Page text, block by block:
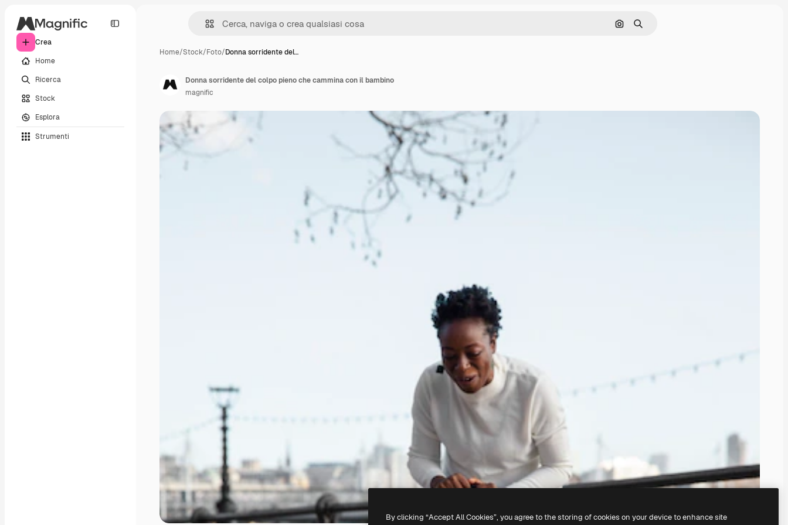
Crea
Home
Ricerca
Stock
Esplora
Strumenti
Cerca per immagine
Ricerca
Home/Stock/Foto/Donna sorridente del…
Donna sorridente del colpo pieno che cammina con il bambino
magnific
By clicking “Accept All Cookies”, you agree to the storing of cookies on your device to enhance site